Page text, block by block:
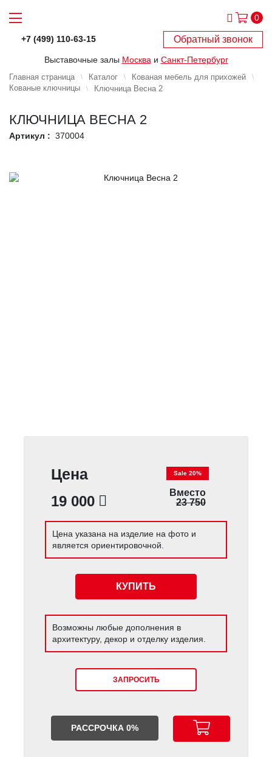
0
+7 (499) 110-63-15 Обратный звонок
Выставочные залы Москва и Санкт-Петербург
Главная страница Каталог
Кованая мебель для прихожей
Кованые ключницы
Ключница Весна 2
КЛЮЧНИЦА ВЕСНА 2
Артикул : 370004
Цена
19 000
Sale 20%
Вместо
23 750
Цена указана на изделие на фото и
является ориентировочной.
КУПИТЬ
Возможны любые дополнения в
архитектуру, декор и отделку изделия.
ЗАПРОСИТЬ
РАССРОЧКА 0%